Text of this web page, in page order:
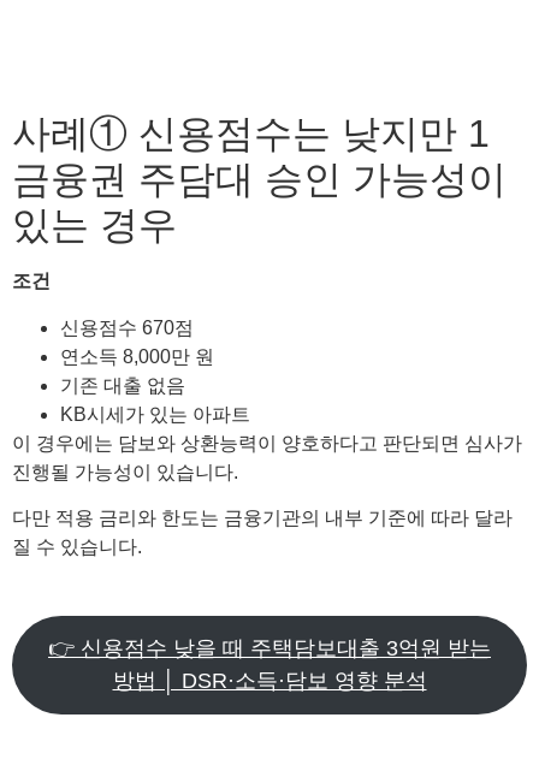
사례① 신용점수는 낮지만 1
금융권 주담대 승인 가능성이
있는 경우
조건
신용점수 670점
연소득 8,000만 원
기존 대출 없음
KB시세가 있는 아파트
이 경우에는 담보와 상환능력이 양호하다고 판단되면 심사가
진행될 가능성이 있습니다.
다만 적용 금리와 한도는 금융기관의 내부 기준에 따라 달라
질 수 있습니다.
👉 신용점수 낮을 때 주택담보대출 3억원 받는
방법 │ DSR·소득·담보 영향 분석